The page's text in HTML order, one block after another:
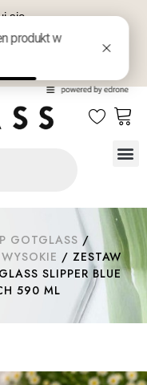
się
GOTGLASS /
/ ZESTAW
SLIPPER BLUE
590 ML